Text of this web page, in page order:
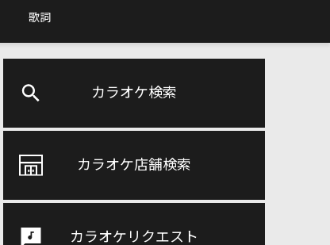
歌詞
カラオケ検索
カラオケ店舗検索
カラオケリクエスト